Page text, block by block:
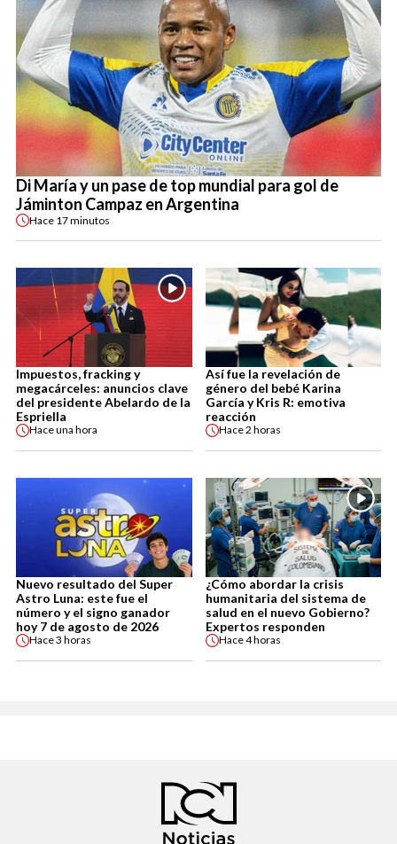
Di María y un pase de top mundial para gol de
Jáminton Campaz en Argentina
Hace 17 minutos
Impuestos, fracking y
megacárceles: anuncios clave
del presidente Abelardo de la
Espriella
Haceuna hora
Así fue la revelación de
género del bebé Karina
García y Kris R: emotiva
reacción
Hace2 horas
Nuevo resultado del Super
Astro Luna: este fue el
número y el signo ganador
hoy 7 de agosto de 2026
Hace3 horas
¿Cómo abordar la crisis
humanitaria del sistema de
salud en el nuevo Gobierno?
Expertos responden
Hace4 horas